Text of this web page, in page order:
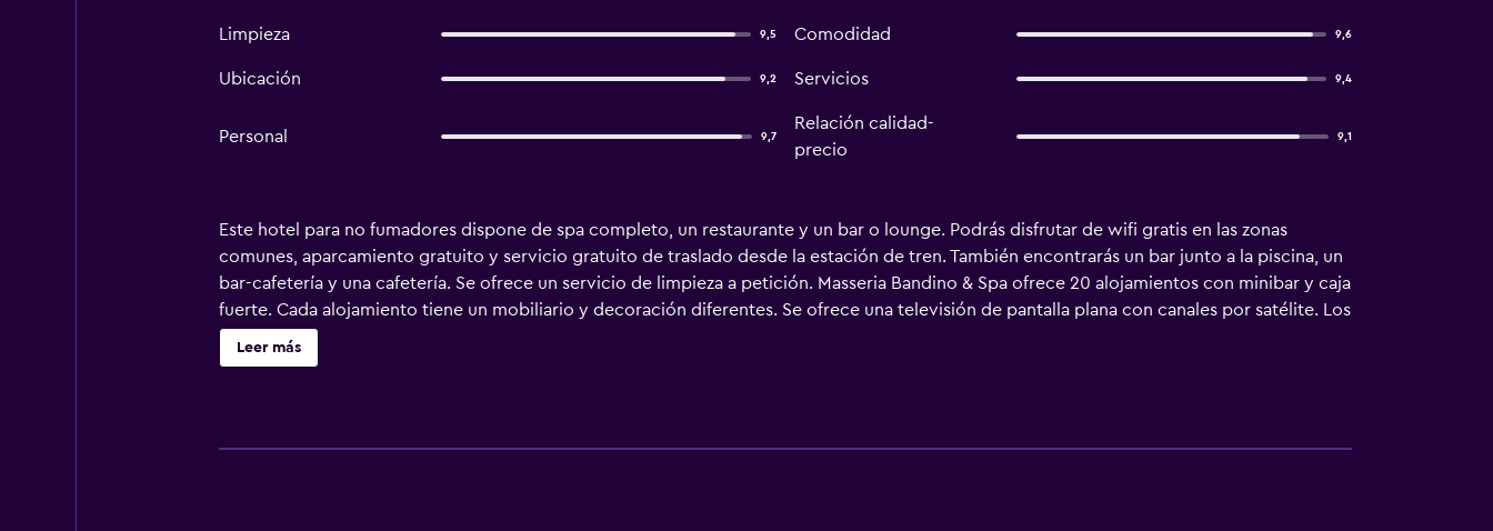
Limpieza 9,5 Comodidad 9,6
Ubicación 9,2 Servicios 9,4
Personal 9,7
Relación calidad-
precio
9,1
Este hotel para no fumadores dispone de spa completo, un restaurante y un bar o lounge. Podrás disfrutar de wifi gratis en las zonas
comunes, aparcamiento gratuito y servicio gratuito de traslado desde la estación de tren. También encontrarás un bar junto a la piscina, un
bar-cafetería y una cafetería. Se ofrece un servicio de limpieza a petición. Masseria Bandino & Spa ofrece 20 alojamientos con minibar y caja
fuerte. Cada alojamiento tiene un mobiliario y decoración diferentes. Se ofrece una televisión de pantalla plana con canales por satélite. Los
baños están equipados con ducha, bidé y secador de pelo. Los huéspedes pueden navegar por la web gracias a nuestro acceso a Internet
wifi gratis. Entre las comodidades especialmente pensadas para las personas en viaje de negocios se incluyen escritorio, periódicos
Leer más